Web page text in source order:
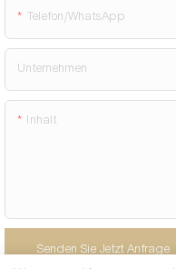
Telefon/WhatsApp
Unternehmen
Inhalt
Senden Sie Jetzt Anfrage